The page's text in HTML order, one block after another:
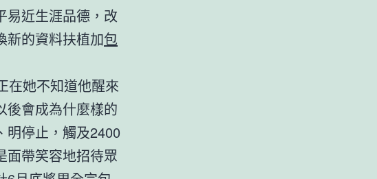
易近生涯品德，改
新的資料扶植加包
在她不知道他醒來
後會成為什麼樣的
明停止，觸及2400
面帶笑容地招待眾